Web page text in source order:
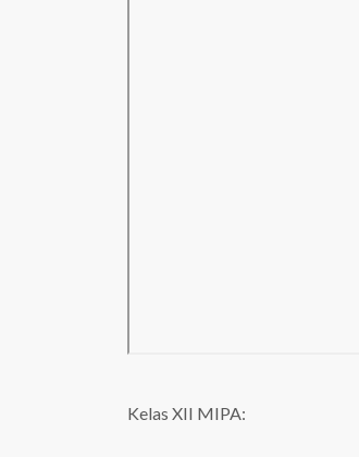
Kelas XII MIPA: